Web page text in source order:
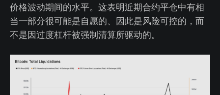
价格波动期间的水平。这表明近期合约平仓中有相
当一部分很可能是自愿的、因此是风险可控的，而
不是因过度杠杆被强制清算所驱动的。